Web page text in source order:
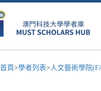
首頁>學者列表>人文藝術學院